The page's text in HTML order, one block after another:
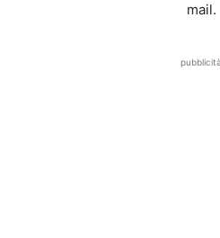
mail.
pubblicità